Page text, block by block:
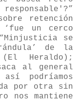
retención
un cerco
se
de la
Heraldo);
al general
así podríamos
por otra sin
nos mantiene